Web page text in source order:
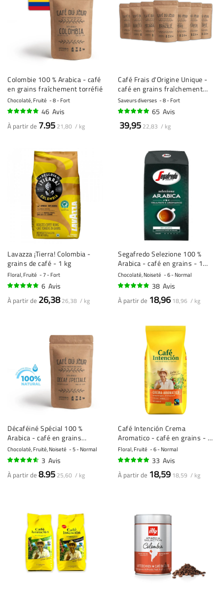
Colombie 100 % Arabica - café
en grains fraîchement torréfié
Chocolaté, Fruité 8 - Fort
46 Avis
À partir de 7.95 21,80 / kg
Café Frais d'Origine Unique -
café en grains fraîchement
torréfié - 7 x 250g
Saveurs diverses 8 - Fort
65 Avis
39,95 22,83 / kg
Lavazza ¡Tierra! Colombia -
grains de café - 1 kg
Floral, Fruité 7 - Fort
6 Avis
À partir de 26,38 26,38 / kg
Segafredo Selezione 100 %
Arabica - café en grains - 1
kilo
Chocolaté, Noiseté 6 - Normal
38 Avis
À partir de 18,96 18,96 / kg
Décaféiné Spécial 100 %
Arabica - café en grains
fraîchement torréfié
Chocolaté, Fruité, Noiseté 5 - Normal
3 Avis
À partir de 8.95 25,60 / kg
Café Intención Crema
Aromatico - café en grains - 1
kilo
Floral, Fruité 6 - Normal
33 Avis
À partir de 18,59 18,59 / kg